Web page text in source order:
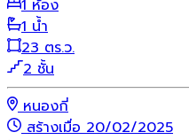
1 ห้อง
1 น้ำ
23 ตร.ว.
2 ชั้น
หนองกี่
สร้างเมื่อ 20/02/2025